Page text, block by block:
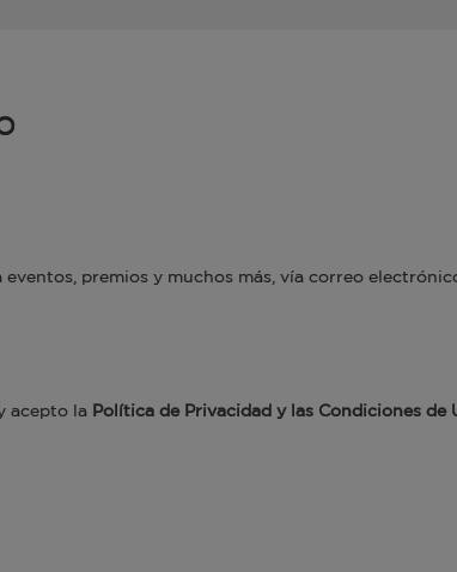
premios y muchos más, vía correo
acepto la Política de Privacidad y las Condiciones de